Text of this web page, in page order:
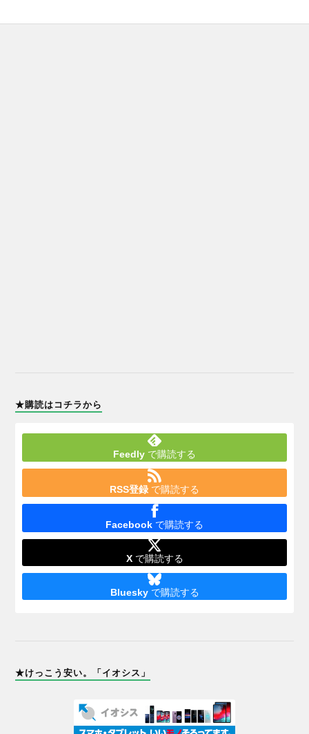
★購読はコチラから
Feedly で購読する
RSS登録 で購読する
Facebook で購読する
Xで購読する
Blueskyで購読する
★けっこう安い。「イオシス」